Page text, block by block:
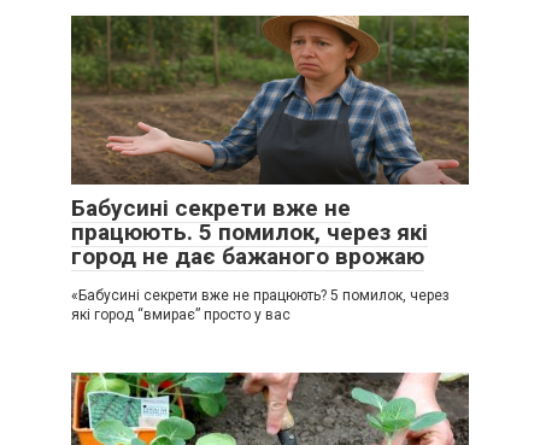
Бабусині секрети вже не
працюють. 5 помилок, через які
город не дає бажаного врожаю
«Бабусині секрети вже не працюють? 5 помилок, через
які город “вмирає” просто у вас